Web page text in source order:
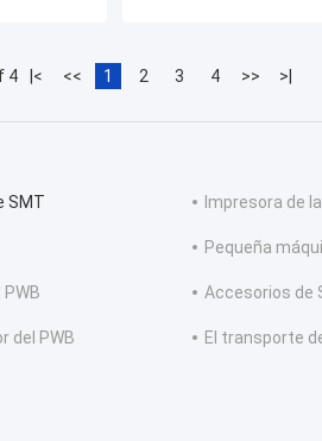
4 |< << 1 2 3 4 >> >|
SMT Impresora de
Pequeña
Accesorios de
del PWB El transporte